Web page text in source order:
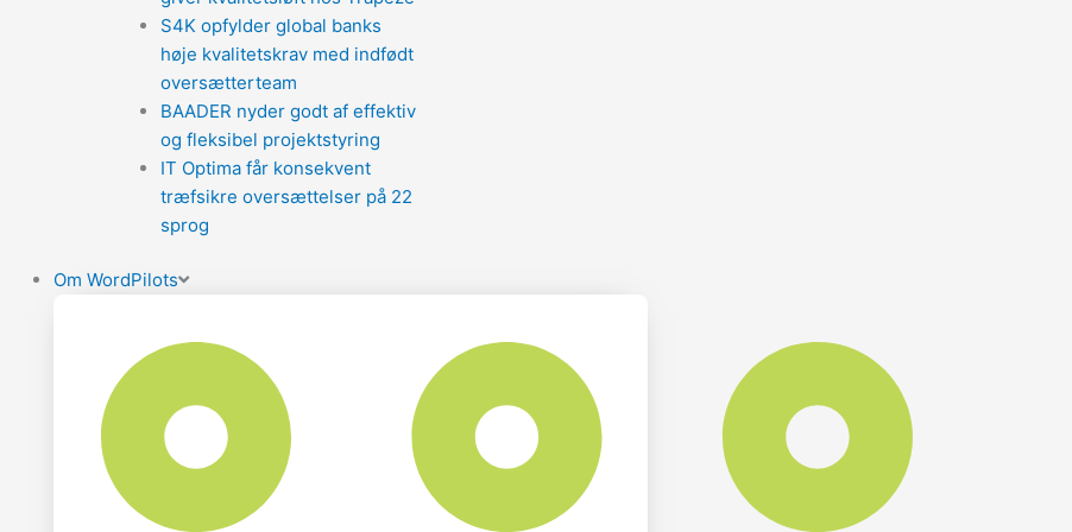
S4K opfylder global banks
høje kvalitetskrav med indfødt
oversætterteam
BAADER nyder godt af effektiv
og fleksibel projektstyring
IT Optima får konsekvent
træfsikre oversættelser på 22
sprog
Om WordPilots